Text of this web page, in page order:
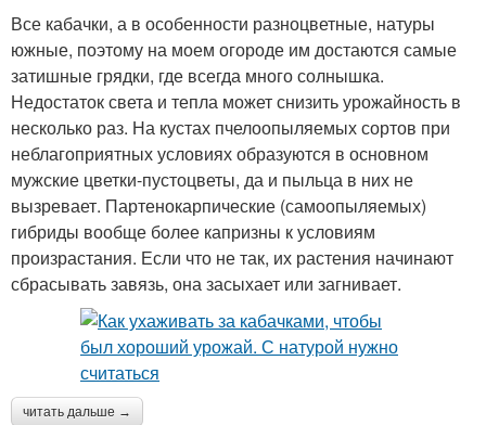
Все кабачки, а в особенности разноцветные, натуры
южные, поэтому на моем огороде им достаются самые
затишные грядки, где всегда много солнышка.
Недостаток света и тепла может снизить урожайность в
несколько раз. На кустах пчелоопыляемых сортов при
неблагоприятных условиях образуются в основном
мужские цветки-пустоцветы, да и пыльца в них не
вызревает. Партенокарпические (самоопыляемых)
гибриды вообще более капризны к условиям
произрастания. Если что не так, их растения начинают
сбрасывать завязь, она засыхает или загнивает.
читать дальше →